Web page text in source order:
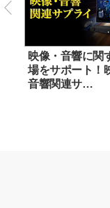
映像・音響に関
場をサポート！
音響関連サ…